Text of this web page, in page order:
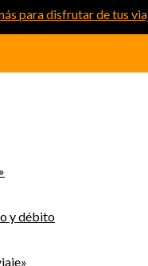
y débito